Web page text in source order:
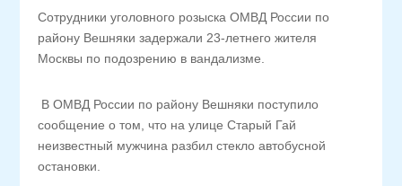
Сотрудники уголовного розыска ОМВД России по
району Вешняки задержали 23-летнего жителя
Москвы по подозрению в вандализме.
В ОМВД России по району Вешняки поступило
сообщение о том, что на улице Старый Гай
неизвестный мужчина разбил стекло автобусной
остановки.